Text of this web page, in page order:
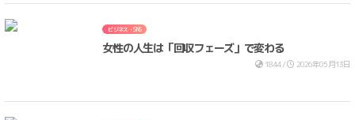
ビジネス・SNS
女性の人生は「回収フェーズ」で変わる
1844 / 2026年05月13日